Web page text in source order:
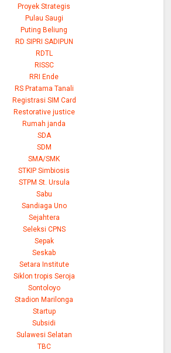
Proyek Strategis
Pulau Saugi
Puting Beliung
RD SIPRI SADIPUN
RDTL
RISSC
RRI Ende
RS Pratama Tanali
Registrasi SIM Card
Restorative justice
Rumah janda
SDA
SDM
SMA/SMK
STKIP Simbiosis
STPM St. Ursula
Sabu
Sandiaga Uno
Sejahtera
Seleksi CPNS
Sepak
Seskab
Setara Institute
Siklon tropis Seroja
Sontoloyo
Stadion Marilonga
Startup
Subsidi
Sulawesi Selatan
TBC